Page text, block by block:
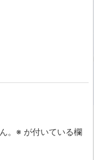
。 ※ が付いている欄